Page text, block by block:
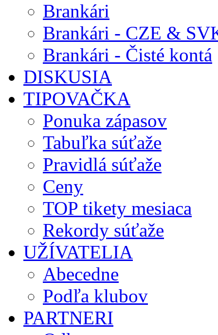
Brankári
Brankári - CZE &
Brankári - Čisté kontá
DISKUSIA
TIPOVAČKA
Ponuka zápasov
Tabuľka súťaže
Pravidlá súťaže
Ceny
TOP tikety mesiaca
Rekordy súťaže
UŽÍVATELIA
Abecedne
Podľa klubov
PARTNERI